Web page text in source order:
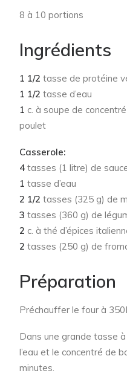
8 à 10 portions
Ingrédients
1 1/2 tasse de protéine
1 1/2 tasse d’eau
1 c. à soupe de
poulet
Casserole:
4 tasses (1 litre) de
1 tasse d’eau
2 1/2 tasses (325 g) de
3 tasses (360 g) de
2 c. à thé d’épices
2 tasses (250 g) de
Préparation
Préchauffer le four à
Dans une grande tasse
l’eau et le concentré de
minutes.